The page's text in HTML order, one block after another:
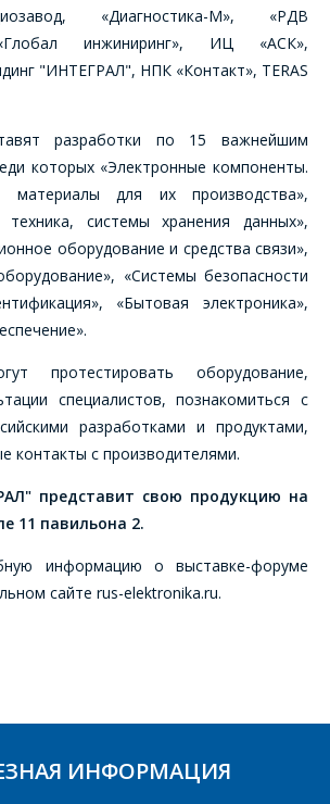
«Диагностика-М», «РДВ
инжиниринг», ИЦ «АСК»,
"ИНТЕГРАЛ", НПК «Контакт», TERAS
разработки по 15 важнейшим
которых «Электронные компоненты.
материалы для их производства»,
техника, системы хранения данных»,
оборудование и средства связи»,
«Системы безопасности
«Бытовая электроника»,
протестировать оборудование,
специалистов, познакомиться с
разработками и продуктами,
контакты с производителями.
представит свою продукцию на
11 павильона 2.
информацию о выставке-форуме
сайте rus-elektronika.ru.
ИНФОРМАЦИЯ
ОФОРМИТЬ ЗАКАЗ
Форма предназначена
для юридических лиц
и ИП.
лицам
осуществляются в ТД
"ИНТЕГРАЛ", тел.+375
(17) 350-94-32
Укажите
изделие, и
сотрудники компании
свяжутся с Вами по
вопросам стоимости
и сроков поставки.
Фамилия Имя*
Организация *
ЗАДАТЬ ВОПРОС
СОТРУДНИКИ
КОМПАНИИ С
РАДОСТЬЮ
ОТВЕТЯТ НА
ВОПРОСЫ
Ваше имя